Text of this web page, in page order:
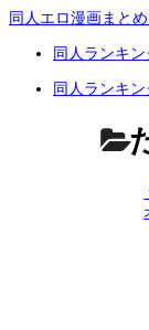
同人エロ漫画まと
同人ランキ
同人ランキ